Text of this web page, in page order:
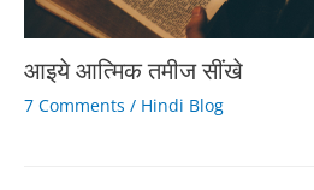
आइये आत्मिक तमीज सींखे
7 Comments / Hindi Blog